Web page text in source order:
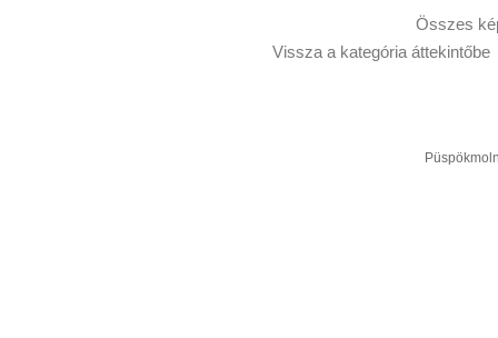
Összes
Vissza a kategória áttekintőbe